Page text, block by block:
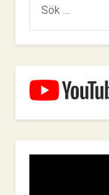
EFTER: